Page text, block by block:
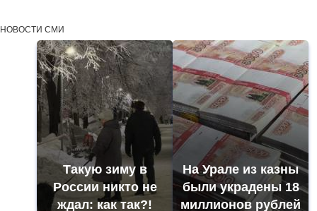
НОВОСТИ СМИ
Такую зиму в
России никто не
ждал: как так?!
На Урале из казны
были украдены 18
миллионов рублей